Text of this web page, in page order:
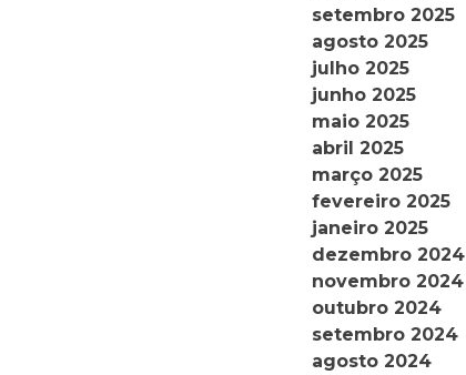
setembro 2025
agosto 2025
julho 2025
junho 2025
maio 2025
abril 2025
março 2025
fevereiro 2025
janeiro 2025
dezembro 2024
novembro 2024
outubro 2024
setembro 2024
agosto 2024